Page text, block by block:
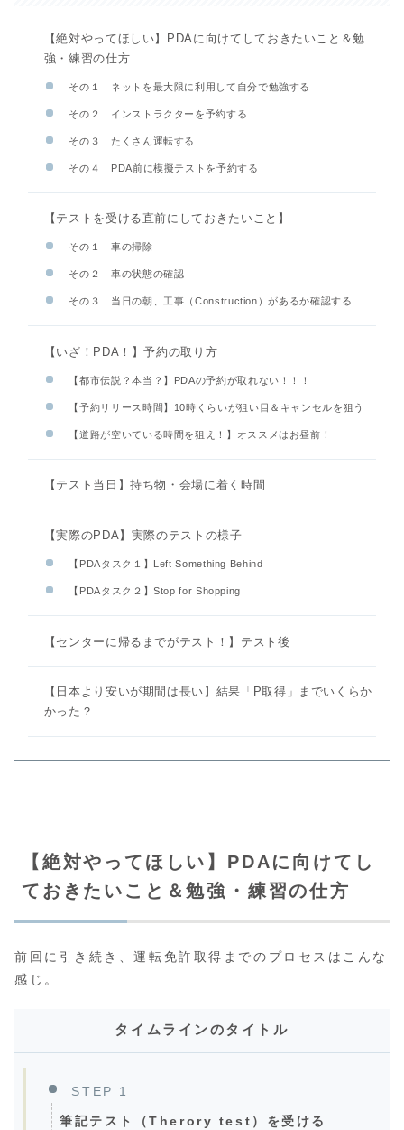
【絶対やってほしい】PDAに向けてしておきたいこと＆勉
強・練習の仕方
その１ ネットを最大限に利用して自分で勉強する
その２ インストラクターを予約する
その３ たくさん運転する
その４ PDA前に模擬テストを予約する
【テストを受ける直前にしておきたいこと】
その１ 車の掃除
その２ 車の状態の確認
その３ 当日の朝、工事（Construction）があるか確認する
【いざ！PDA！】予約の取り方
【都市伝説？本当？】PDAの予約が取れない！！！
【予約リリース時間】10時くらいが狙い目＆キャンセルを狙う
【道路が空いている時間を狙え！】オススメはお昼前！
【テスト当日】持ち物・会場に着く時間
【実際のPDA】実際のテストの様子
【PDAタスク１】Left Something Behind
【PDAタスク２】Stop for Shopping
【センターに帰るまでがテスト！】テスト後
【日本より安いが期間は長い】結果「P取得」までいくらか
かった？
【絶対やってほしい】PDAに向けてし
ておきたいこと＆勉強・練習の仕方
前回に引き続き、運転免許取得までのプロセスはこんな
感じ。
タイムラインのタイトル
STEP 1
筆記テスト（Therory test）を受ける